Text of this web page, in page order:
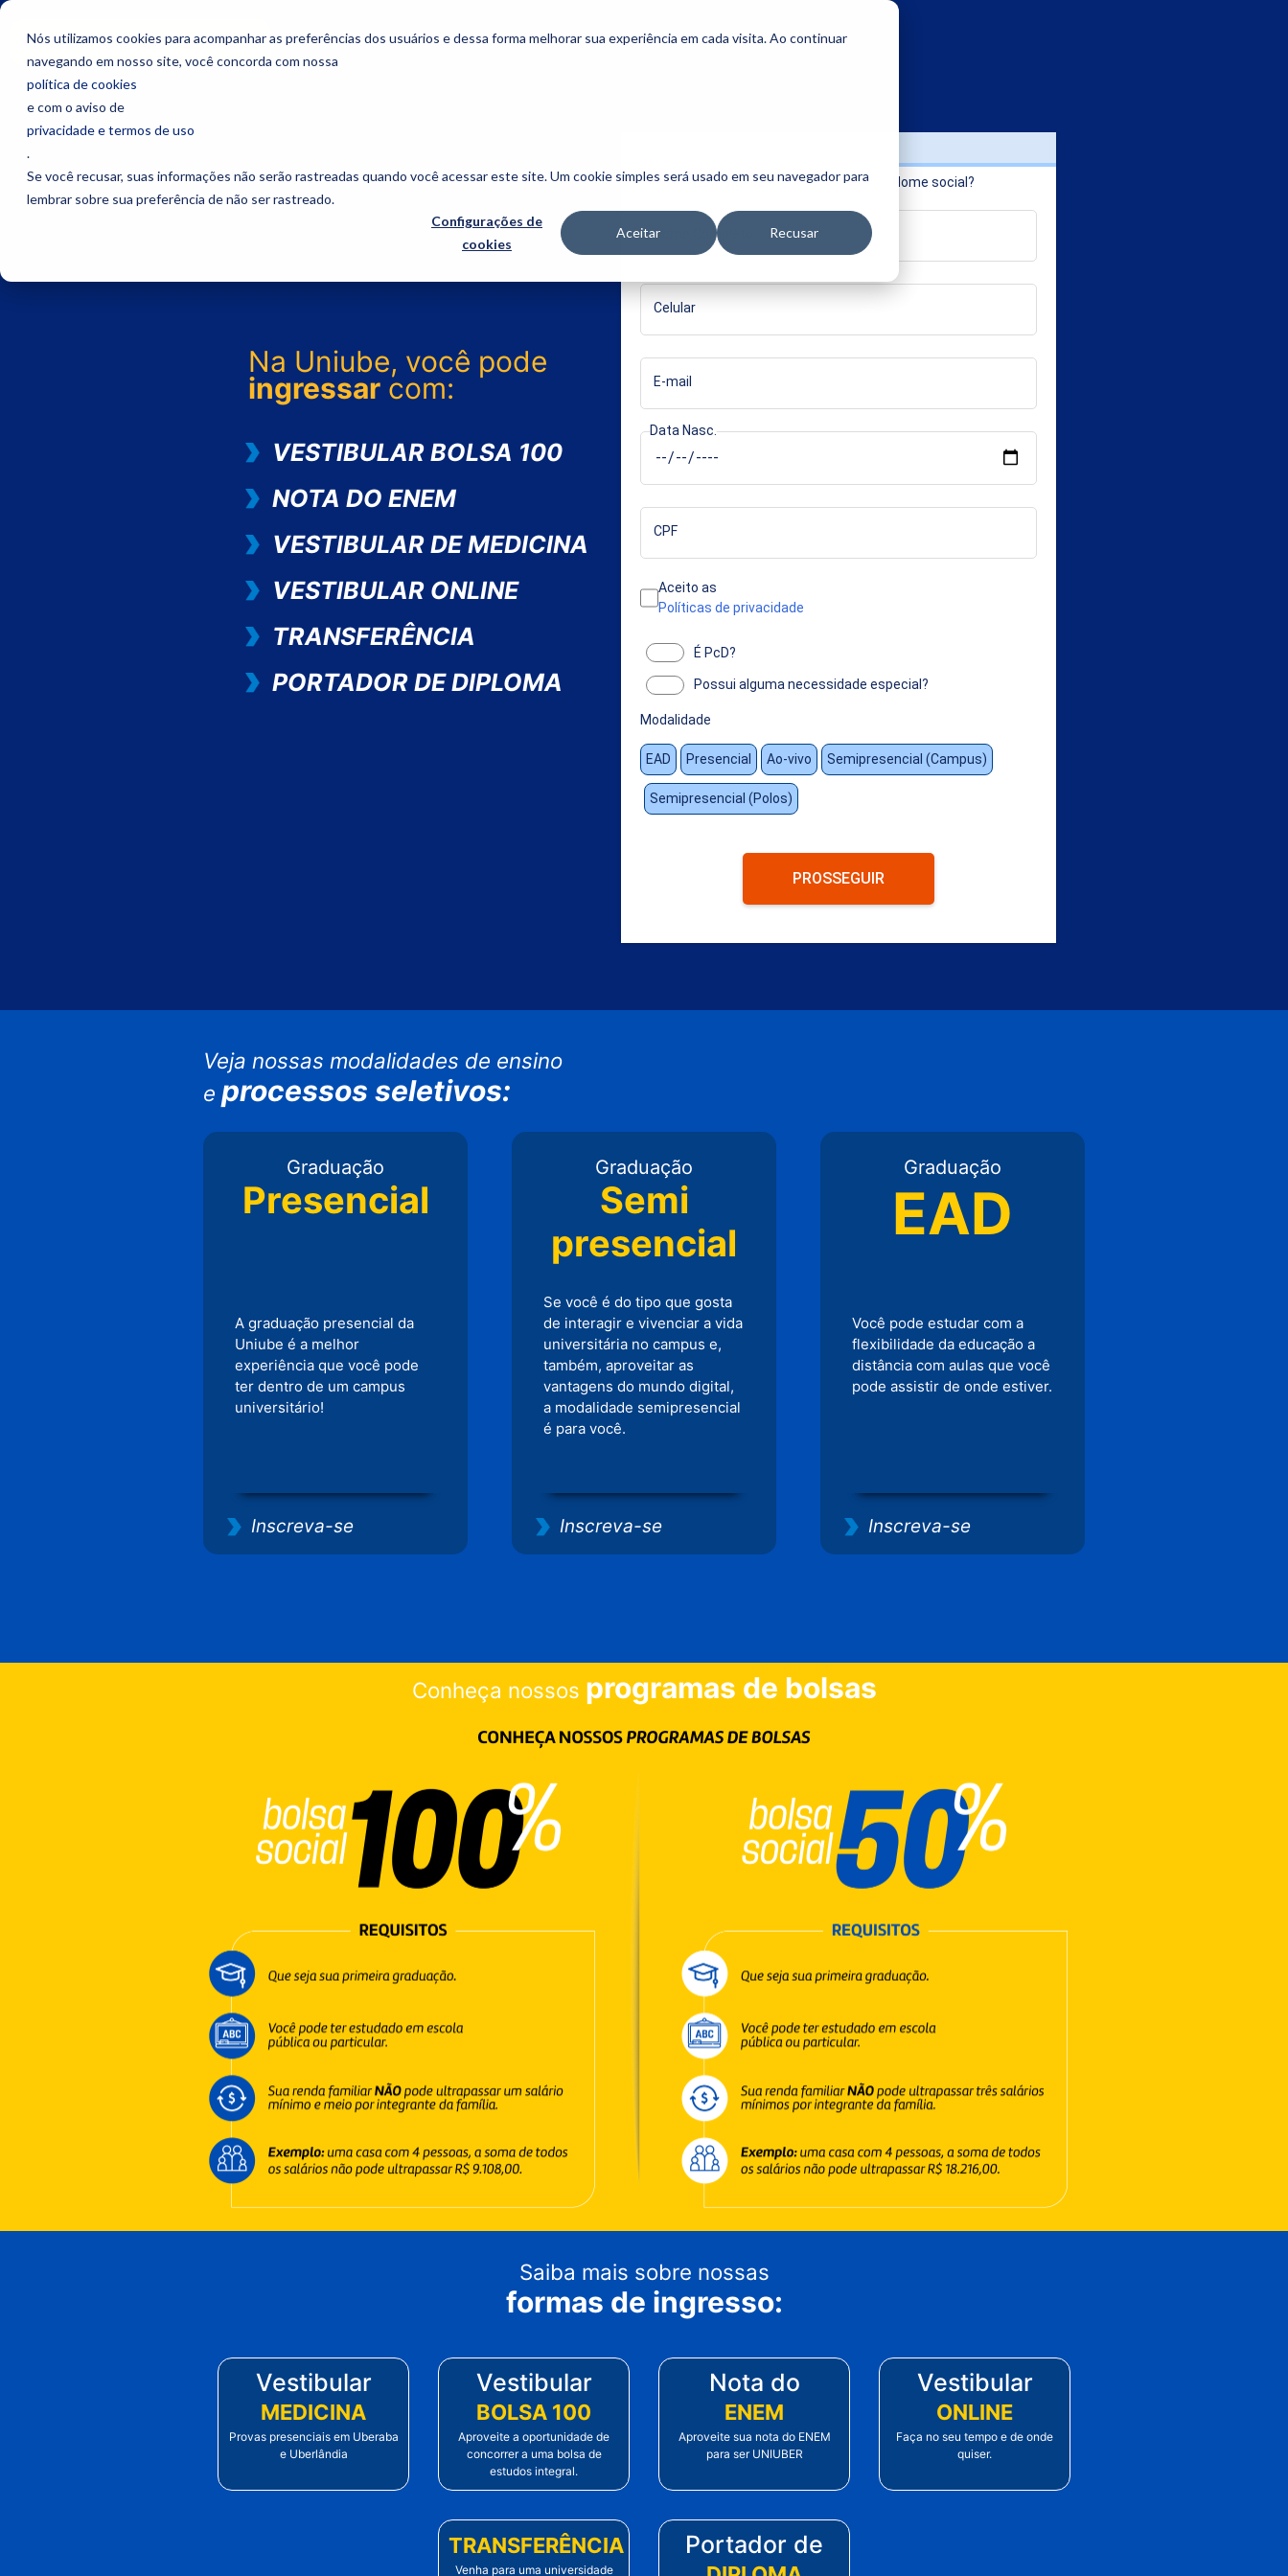
Nós utilizamos cookies para acompanhar as preferências dos usuários e dessa forma melhorar sua experiência em cada visita. Ao continuar
navegando em nosso site, você concorda com nossa
política de cookies
e com o aviso de
privacidade e termos de uso
.
Se você recusar, suas informações não serão rastreadas quando você acessar este site. Um cookie simples será usado em seu navegador para
lembrar sobre sua preferência de não ser rastreado.
Configurações de
cookies
Aceitar Recusar
Acessar Área do Candidato
Na Uniube, você pode
ingressarcom:
VESTIBULAR BOLSA 100
NOTA DO ENEM
VESTIBULAR DE MEDICINA
VESTIBULAR ONLINE
TRANSFERÊNCIA
PORTADOR DE DIPLOMA
Estrangeiro? Nome social?
Nome Completo
Celular
E-mail
Data Nasc.
CPF
Aceito as
Políticas de privacidade
É PcD?
Possui alguma necessidade especial?
Modalidade
EAD Presencial Ao-vivo Semipresencial (Campus)
Semipresencial (Polos)
PROSSEGUIR
Veja nossas modalidades de ensino
e processos seletivos:
Graduação
Presencial
A graduação presencial da
Uniube é a melhor
experiência que você pode
ter dentro de um campus
universitário!
Inscreva-se
Graduação
Semi
presencial
Se você é do tipo que gosta
de interagir e vivenciar a vida
universitária no campus e,
também, aproveitar as
vantagens do mundo digital,
a modalidade semipresencial
é para você.
Inscreva-se
Graduação
EAD
Você pode estudar com a
flexibilidade da educação a
distância com aulas que você
pode assistir de onde estiver.
Inscreva-se
Conheça nossos programas de bolsas
Saiba mais sobre nossas
formas de ingresso:
Vestibular
MEDICINA
Provas presenciais em Uberaba
e Uberlândia
Vestibular
BOLSA 100
Aproveite a oportunidade de
concorrer a uma bolsa de
estudos integral.
Nota do
ENEM
Aproveite sua nota do ENEM
para ser UNIUBER
Vestibular
ONLINE
Faça no seu tempo e de onde
quiser.
TRANSFERÊNCIA
Venha para uma universidade
Portador de